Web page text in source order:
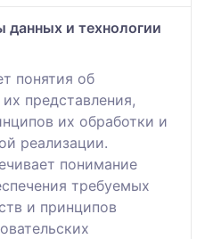
и технологии
понятия об
представления,
их обработки и
реализации.
понимание
требуемых
и принципов